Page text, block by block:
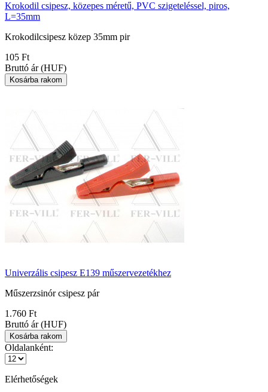
Krokodil csipesz, közepes méretű, PVC szigeteléssel, piros,
L=35mm
Krokodilcsipesz közep 35mm pir
105 Ft
Bruttó ár (HUF)
Univerzális csipesz E139 műszervezetékhez
Műszerzsinór csipesz pár
1.760 Ft
Bruttó ár (HUF)
Oldalanként:
Elérhetőségek